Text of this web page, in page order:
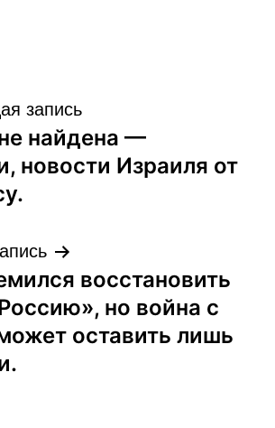
запись
найдена —
новости Израиля от
восстановить
но война с
оставить лишь